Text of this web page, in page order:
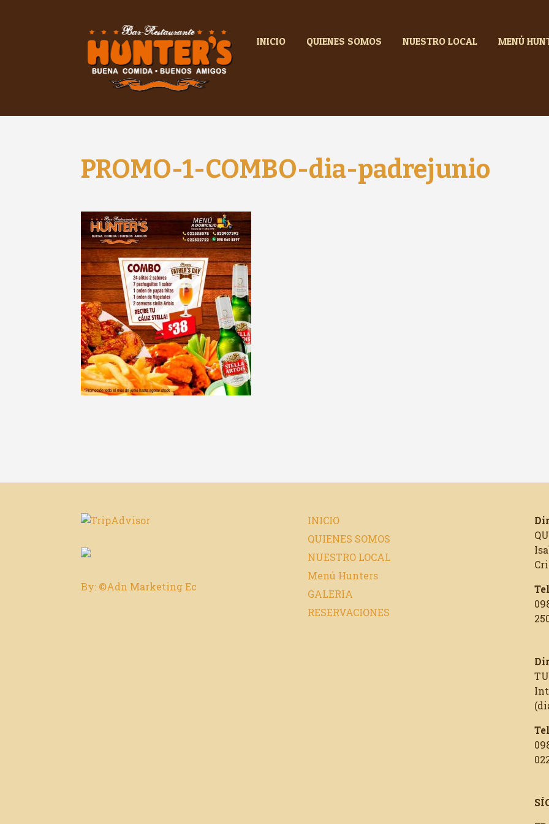
INICIO QUIENES SOMOS NUESTRO LOCAL MENÚ
PROMO-1-COMBO-dia-padrejunio
By: ©Adn Marketing Ec
INICIO
QUIENES SOMOS
NUESTRO LOCAL
Menú Hunters
GALERIA
RESERVACIONES